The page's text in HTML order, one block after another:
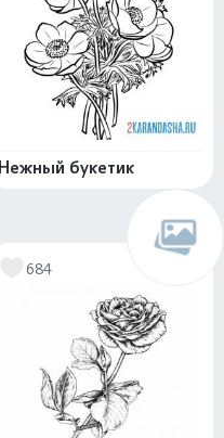
Нежный букетик
684